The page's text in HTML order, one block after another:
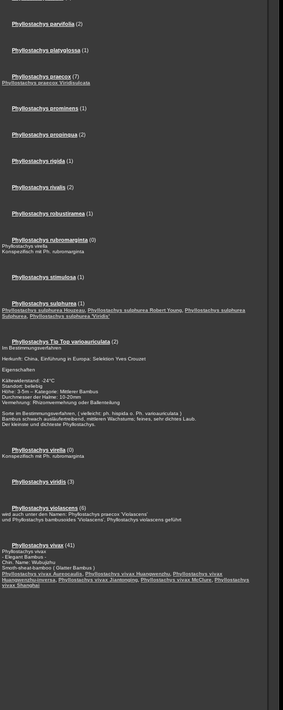
Phyllostachys parvifolia (2)
Phyllostachys platyglossa (1)
Phyllostachys praecox (7)
Phyllostachys praecox Viridisulcata
Phyllostachys prominens (1)
Phyllostachys propinqua (2)
Phyllostachys rigida (1)
Phyllostachys rivalis (2)
Phyllostachys robustiramea (1)
Phyllostachys rubromarginta (0)
Phyllostachys virella
Konspezifisch mit Ph. rubromarginta
Phyllostachys stimulosa (1)
Phyllostachys sulphurea (1)
Phyllostachys sulphurea Houzeau Phyllostachys sulphurea Robert Young Phyllostachys sulphurea
Sulphurea
Phyllostachys sulphurea 'Viridis'
Phyllostachys Tip Top varioauriculata (2)
Im Bestimmungsverfahren
Herkunft: China, Einführung in Europa: Selektion Yves Crouzet
Eigenschaften
Kältewiderstand: -24°C
Standort: beliebig
Höhe: 3-5m – Kategorie: Mittlerer Bambus
Durchmesser der Halme: 10-20mm
Vermehrung: Rhizomvermehrung oder Ballenteilung
Sorte im Bestimmungsverfahren, ( vielleicht: ph. hispida o. Ph. varioauriculata )
Bambus schwach ausläufertreibend, mittleren Wachstums; feines, sehr dichtes Laub.
Der kleinste und dichteste Phyllostachys.
Phyllostachys virella (0)
Konspezifisch mit Ph. rubromarginta
Phyllostachys viridis (3)
Phyllostachys violascens (6)
wird auch unter den Namen: Phyllostachys praecox 'Violascens'
und Phyllostachys bambusoides 'Violascens', Phyllostachys violascens geführt
Phyllostachys vivax (41)
Phyllostachys vivax
- Elegant Bambus -
Chin. Name: Wubujizhu
Smoth-sheat-bamboo ( Glatter Bambus )
Phyllostachys vivax Aureocaulis
Phyllostachys vivax Huangwenzhu Phyllostachys vivax
Huangwenzhu-inversa
Phyllostachys vivax Jiantonging Phyllostachys vivax McClure
Phyllostachys
vivax Shanghai